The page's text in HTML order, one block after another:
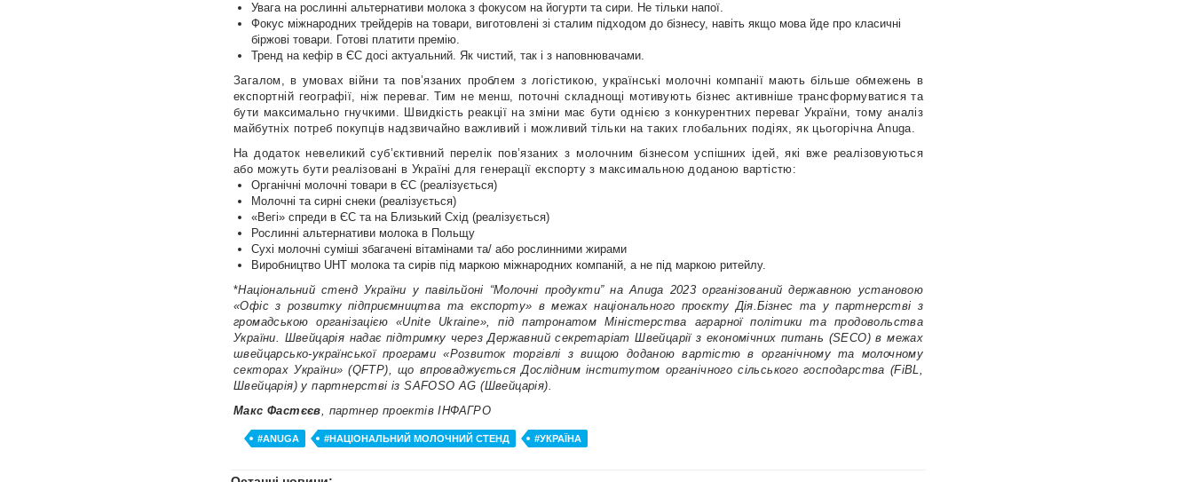
Увага на рослинні альтернативи молока з фокусом на йогурти та сири. Не тільки напої.
Фокус міжнародних трейдерів на товари, виготовлені зі сталим підходом до бізнесу, навіть якщо мова йде про класичні
біржові товари. Готові платити премію.
Тренд на кефір в ЄС досі актуальний. Як чистий, так і з наповнювачами.
Загалом, в умовах війни та пов’язаних проблем з логістикою, українські молочні компанії мають більше обмежень в
експортній географії, ніж переваг. Тим не менш, поточні складнощі мотивують бізнес активніше трансформуватися та
бути максимально гнучкими. Швидкість реакції на зміни має бути однією з конкурентних переваг України, тому аналіз
майбутніх потреб покупців надзвичайно важливий і можливий тільки на таких глобальних подіях, як цьогорічна Anuga.
На додаток невеликий суб’єктивний перелік пов’язаних з молочним бізнесом успішних ідей, які вже реалізовуються
або можуть бути реалізовані в Україні для генерації експорту з максимальною доданою вартістю:
Органічні молочні товари в ЄС (реалізується)
Молочні та сирні снеки (реалізується)
«Вегі» спреди в ЄС та на Близький Схід (реалізується)
Рослинні альтернативи молока в Польщу
Сухі молочні суміші збагачені вітамінами та/ або рослинними жирами
Виробництво UHT молока та сирів під маркою міжнародних компаній, а не під маркою ритейлу.
*Національний стенд України у павільйоні “Молочні продукти” на Anuga 2023 організований державною установою
«Офіс з розвитку підприємництва та експорту» в межах національного проєкту Дія.Бізнес та у партнерстві з
громадською організацією «Unite Ukraine», під патронатом Міністерства аграрної політики та продовольства
України. Швейцарія надає підтримку через Державний секретаріат Швейцарії з економічних питань (SECO) в межах
швейцарсько-української програми «Розвиток торгівлі з вищою доданою вартістю в органічному та молочному
секторах України» (QFTP), що впроваджується Дослідним інститутом органічного сільського господарства (FiBL,
Швейцарія) у партнерстві із SAFOSO AG (Швейцарія).
Макс Фастєєв, партнер проектів ІНФАГРО
#ANUGA #НАЦІОНАЛЬНИЙ МОЛОЧНИЙ СТЕНД #УКРАЇНА